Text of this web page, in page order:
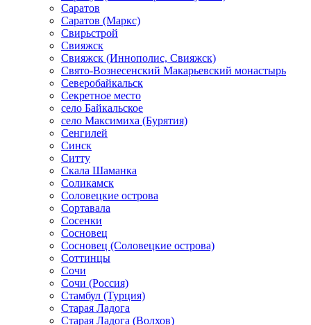
Саратов
Саратов (Маркс)
Свирьстрой
Свияжск
Свияжск (Иннополис, Свияжск)
Свято-Вознесенский Макарьевский монастырь
Северобайкальск
Секретное место
село Байкальское
село Максимиха (Бурятия)
Сенгилей
Синск
Ситту
Скала Шаманка
Соликамск
Соловецкие острова
Сортавала
Сосенки
Сосновец
Сосновец (Соловецкие острова)
Соттинцы
Сочи
Сочи (Россия)
Стамбул (Турция)
Старая Ладога
Старая Ладога (Волхов)